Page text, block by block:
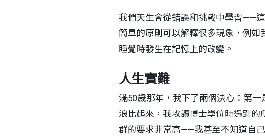
我們天生會從錯誤和挑戰中學習——
簡單的原則可以解釋很多現象，例
睡覺時發生在記憶上的改變。
人生實難
滿50歲那年，我下了兩個決心：第
浪比起來，我攻讀博士學位時遇到
群的要求非常高——我甚至不知道自